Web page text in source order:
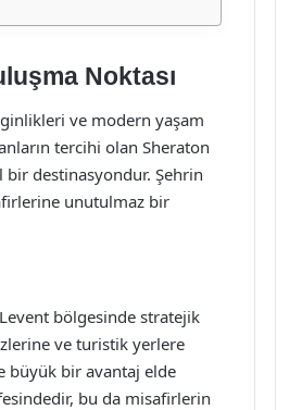
Noktası
ve modern yaşam
tercihi olan Sheraton
destinasyondur. Şehrin
unutulmaz bir
bölgesinde stratejik
ve turistik yerlere
büyük bir avantaj elde
bu da misafirlerin